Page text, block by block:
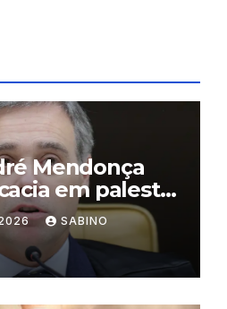
Mendonça
em palestra
2026 SABINO